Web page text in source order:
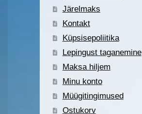
Järelmaks
Kontakt
Küpsisepoliitika
Lepingust taganemine
Maksa hiljem
Minu konto
Müügitingimused
Ostukorv